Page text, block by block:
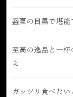
盛夏の目黒で堪
至高の逸品と一
え
ガッツリ食べた